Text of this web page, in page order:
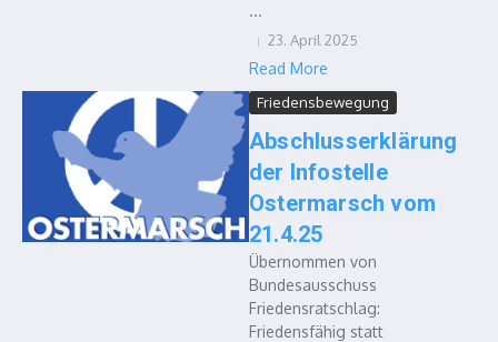
...
23. April 2025
Read More
Friedensbewegung
Abschlusserklärung
der Infostelle
Ostermarsch vom
21.4.25
Übernommen von
Bundesausschuss
Friedensratschlag:
Friedensfähig statt